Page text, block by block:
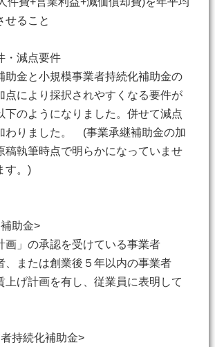
せること
・減点要件
金と小規模事業者持続化補助金の
点により採択されやすくなる要件が
下のようになりました。併せて減点
わりました。 (事業承継補助金の加
稿執筆時点で明らかになっていませ
す。)
助金>
画」の承認を受けている事業者
、または創業後５年以内の事業者
上げ計画を有し、従業員に表明して
持続化補助金>